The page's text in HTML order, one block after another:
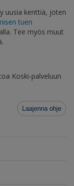
uusia kenttiä, joten
tuen
Tee myös muut
Koski-palveluun
Laajenna ohje